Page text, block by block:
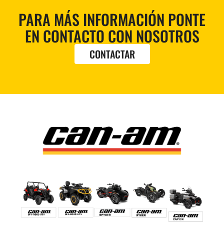
PARA MÁS INFORMACIÓN PONTE
EN CONTACTO CON NOSOTROS
CONTACTAR